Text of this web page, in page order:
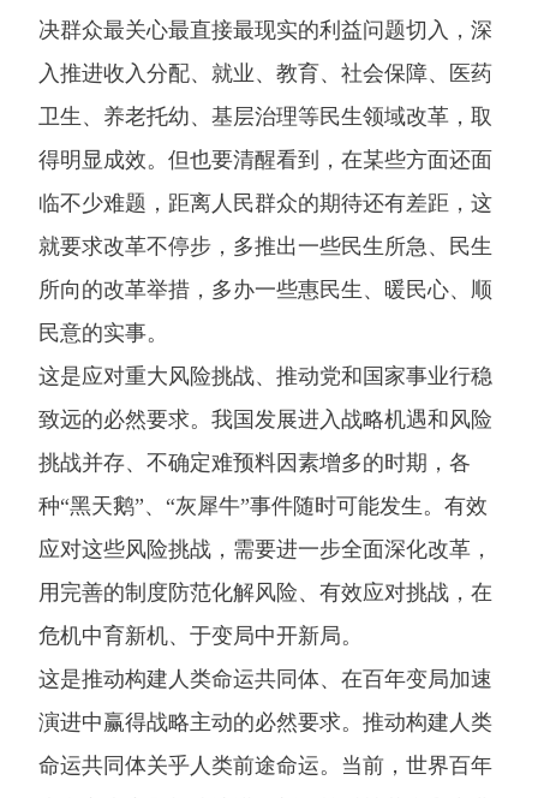
决群众最关心最直接最现实的利益问题切入，深
入推进收入分配、就业、教育、社会保障、医药
卫生、养老托幼、基层治理等民生领域改革，取
得明显成效。但也要清醒看到，在某些方面还面
临不少难题，距离人民群众的期待还有差距，这
就要求改革不停步，多推出一些民生所急、民生
所向的改革举措，多办一些惠民生、暖民心、顺
民意的实事。
这是应对重大风险挑战、推动党和国家事业行稳
致远的必然要求。我国发展进入战略机遇和风险
挑战并存、不确定难预料因素增多的时期，各
种“黑天鹅”、“灰犀牛”事件随时可能发生。有效
应对这些风险挑战，需要进一步全面深化改革，
用完善的制度防范化解风险、有效应对挑战，在
危机中育新机、于变局中开新局。
这是推动构建人类命运共同体、在百年变局加速
演进中赢得战略主动的必然要求。推动构建人类
命运共同体关乎人类前途命运。当前，世界百年